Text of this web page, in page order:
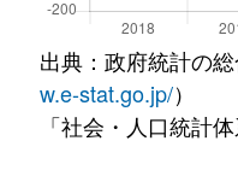
出典：政府統計の
w.e-stat.go.jp/）
「社会・人口統計